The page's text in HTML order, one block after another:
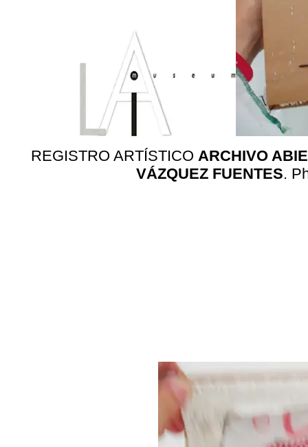
REGISTRO ARTÍSTICO ARCHIVO
VÁZQUEZ FUENTES.